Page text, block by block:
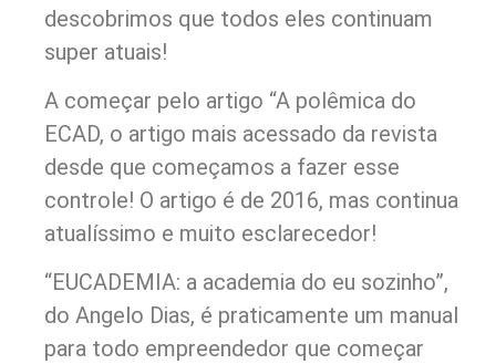
descobrimos que todos eles continuam
super atuais!
A começar pelo artigo “A polêmica do
ECAD, o artigo mais acessado da revista
desde que começamos a fazer esse
controle! O artigo é de 2016, mas continua
atualíssimo e muito esclarecedor!
“EUCADEMIA: a academia do eu sozinho”,
do Angelo Dias, é praticamente um manual
para todo empreendedor que começar